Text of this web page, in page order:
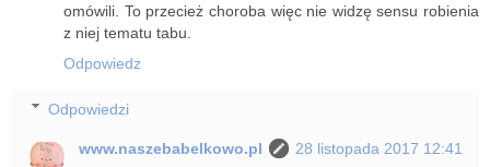
omówili. To przecież choroba więc nie widzę sensu robienia
z niej tematu tabu.
Odpowiedz
Odpowiedzi
www.naszebabelkowo.pl
28 listopada 2017 12:41